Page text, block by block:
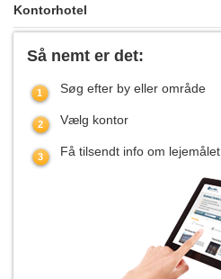
Kontorhotel
Så nemt er det:
Søg efter by eller område
Vælg kontor
Få tilsendt info om lejemålet